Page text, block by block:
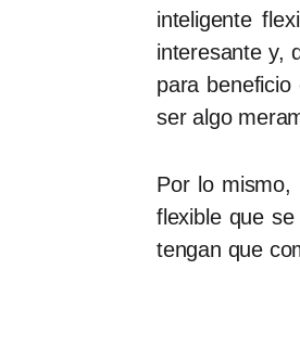
inteligente
interesante y,
para beneficio
ser algo
Por lo mismo,
flexible que
tengan que